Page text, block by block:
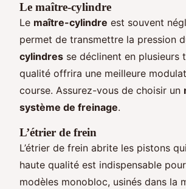
Le maître-cylindre
Le maître-cylindre est souvent
permet de transmettre la pression
cylindres se déclinent en plusieurs
qualité offrira une meilleure
course. Assurez-vous de choisir un
système de freinage.
L’étrier de frein
L’étrier de frein abrite les pistons
haute qualité est indispensable
modèles monobloc, usinés dans la